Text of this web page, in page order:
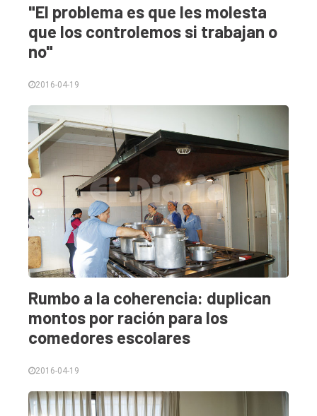
"El problema es que les molesta
que los controlemos si trabajan o
no"
2016-04-19
Rumbo a la coherencia: duplican
montos por ración para los
comedores escolares
2016-04-19